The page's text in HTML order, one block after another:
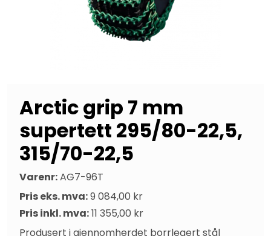
Arctic grip 7 mm
supertett 295/80-22,5,
315/70-22,5
Varenr:AG7-96T
Pris eks. mva:9 084,00 kr
Pris inkl. mva:11 355,00 kr
Produsert i gjennomherdet borrlegert stål